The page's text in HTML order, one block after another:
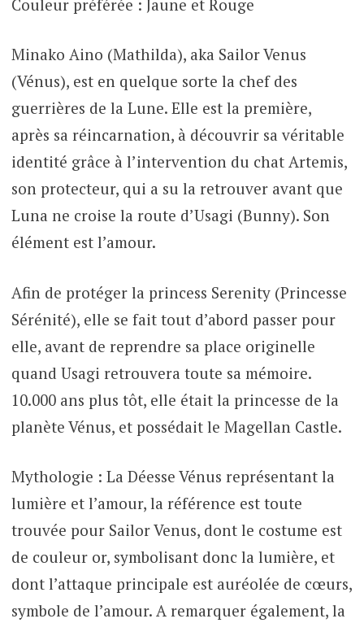
Couleur préférée : Jaune et Rouge
Minako Aino (Mathilda), aka Sailor Venus
(Vénus), est en quelque sorte la chef des
guerrières de la Lune. Elle est la première,
après sa réincarnation, à découvrir sa véritable
identité grâce à l’intervention du chat Artemis,
son protecteur, qui a su la retrouver avant que
Luna ne croise la route d’Usagi (Bunny). Son
élément est l’amour.
Afin de protéger la princess Serenity (Princesse
Sérénité), elle se fait tout d’abord passer pour
elle, avant de reprendre sa place originelle
quand Usagi retrouvera toute sa mémoire.
10.000 ans plus tôt, elle était la princesse de la
planète Vénus, et possédait le Magellan Castle.
Mythologie : La Déesse Vénus représentant la
lumière et l’amour, la référence est toute
trouvée pour Sailor Venus, dont le costume est
de couleur or, symbolisant donc la lumière, et
dont l’attaque principale est auréolée de cœurs,
symbole de l’amour. A remarquer également, la